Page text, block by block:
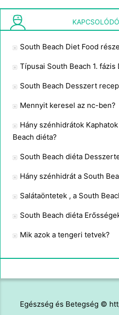
Típusai South Beach 1. fázis
South Beach Diet Food
Típusai South Beach 1.
South Beach Desszert
Mennyit keresel az nc-ben?
Hány szénhidrátok
Beach diéta?
South Beach diéta
Hány szénhidrát a South
Salátaöntetek , a South
South Beach diéta
Mik azok a tengeri tetvek?
Egészség és Betegség ©